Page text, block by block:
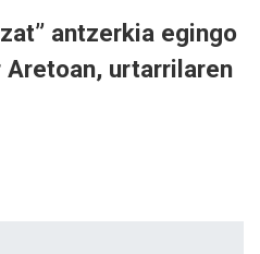
antzerkia egingo
urtarrilaren